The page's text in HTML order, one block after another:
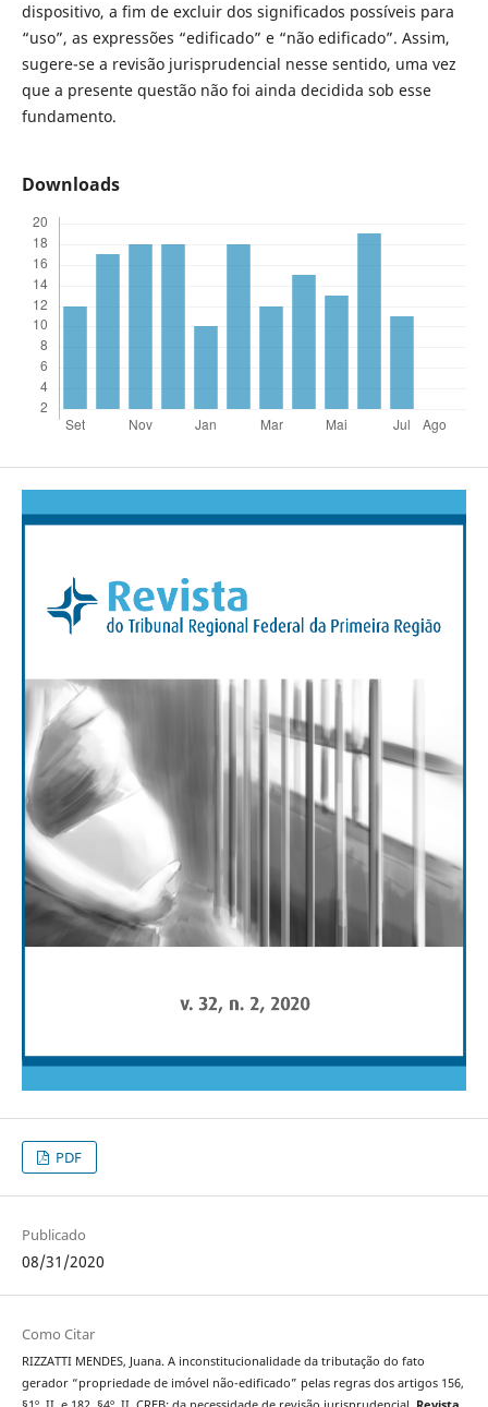
dispositivo, a fim de excluir dos significados possíveis para
“uso”, as expressões “edificado” e “não edificado”. Assim,
sugere-se a revisão jurisprudencial nesse sentido, uma vez
que a presente questão não foi ainda decidida sob esse
fundamento.
Downloads
PDF
Publicado
08/31/2020
Como Citar
RIZZATTI MENDES, Juana. A inconstitucionalidade da tributação do fato
gerador “propriedade de imóvel não-edificado” pelas regras dos artigos 156,